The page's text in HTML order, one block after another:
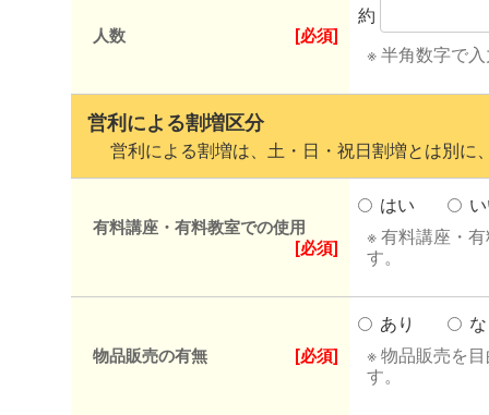
人数 [必須]
約
※ 半角数字で
営利による割増区分
営利による割増は、土・日・祝日割増とは別に
有料講座・有料教室での使用
[必須]
はい
※ 有料講座・
す。
物品販売の有無 [必須]
あり
※ 物品販売を
す。